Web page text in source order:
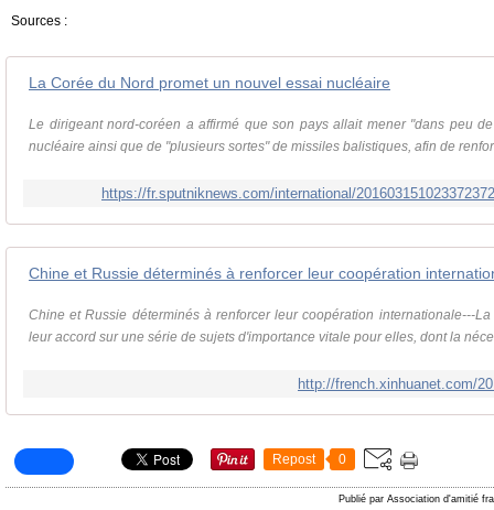
Sources :
La Corée du Nord promet un nouvel essai nucléaire
Le dirigeant nord-coréen a affirmé que son pays allait mener "dans peu
nucléaire ainsi que de "plusieurs sortes" de missiles balistiques, afin de
https://fr.sputniknews.com/international/
Chine et Russie déterminés à renforcer leur coopération
Chine et Russie déterminés à renforcer leur coopération internationale---
leur accord sur une série de sujets d'importance vitale pour elles, dont la
http://french.xinhuanet.com/
Repost 0
Publié par Association d'amitié